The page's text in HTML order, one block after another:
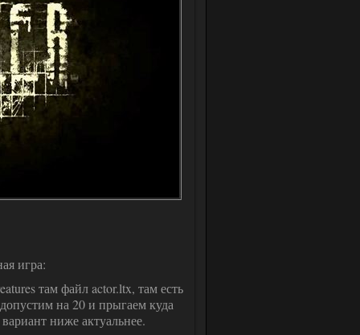
игра:
там файл actor.ltx, там есть
на 20 и прыгаем куда
ниже актуальнее.